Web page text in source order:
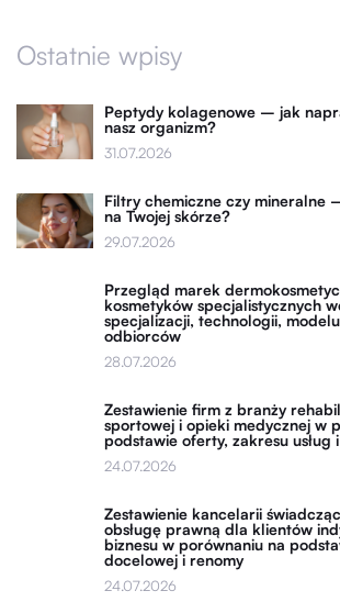
Ostatnie wpisy
Peptydy kolagenowe – jak
nasz organizm?
31.07.2026
Filtry chemiczne czy mineralne
na Twojej skórze?
29.07.2026
Przegląd marek
kosmetyków specjalistycznych
specjalizacji, technologii,
odbiorców
28.07.2026
Zestawienie firm z branży
sportowej i opieki medycznej w
podstawie oferty, zakresu usług
24.07.2026
Zestawienie kancelarii
obsługę prawną dla klientów
biznesu w porównaniu na
docelowej i renomy
24.07.2026